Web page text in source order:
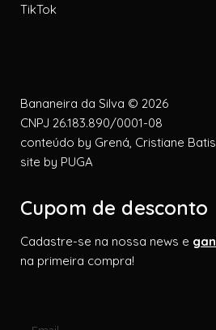
TikTok
Bananeira da Silva © 2026
CNPJ 26.183.890/0001-08
conteúdo by Grená, Cristiane
site by PUGA
Cupom de desconto
Cadastre-se na nossa news e
na primeira compra!